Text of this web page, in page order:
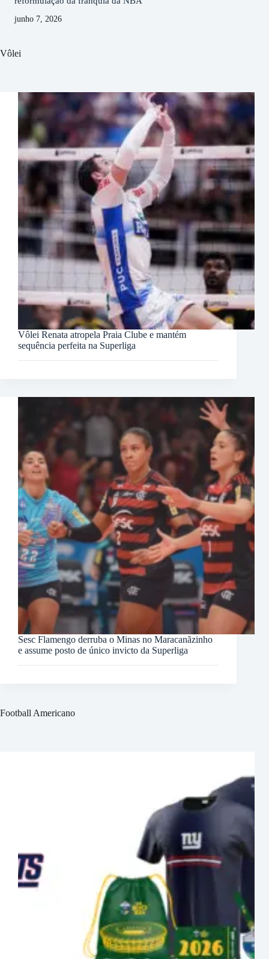
junho 7, 2026
Vôlei
Vôlei Renata atropela Praia Clube e mantém
sequência perfeita na Superliga
Sesc Flamengo derruba o Minas no Maracanãzinho
e assume posto de único invicto da Superliga
Football Americano